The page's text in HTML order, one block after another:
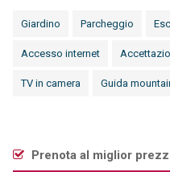
Giardino Parcheggio
Accesso internet
TV in camera Guida
Prenota al miglior